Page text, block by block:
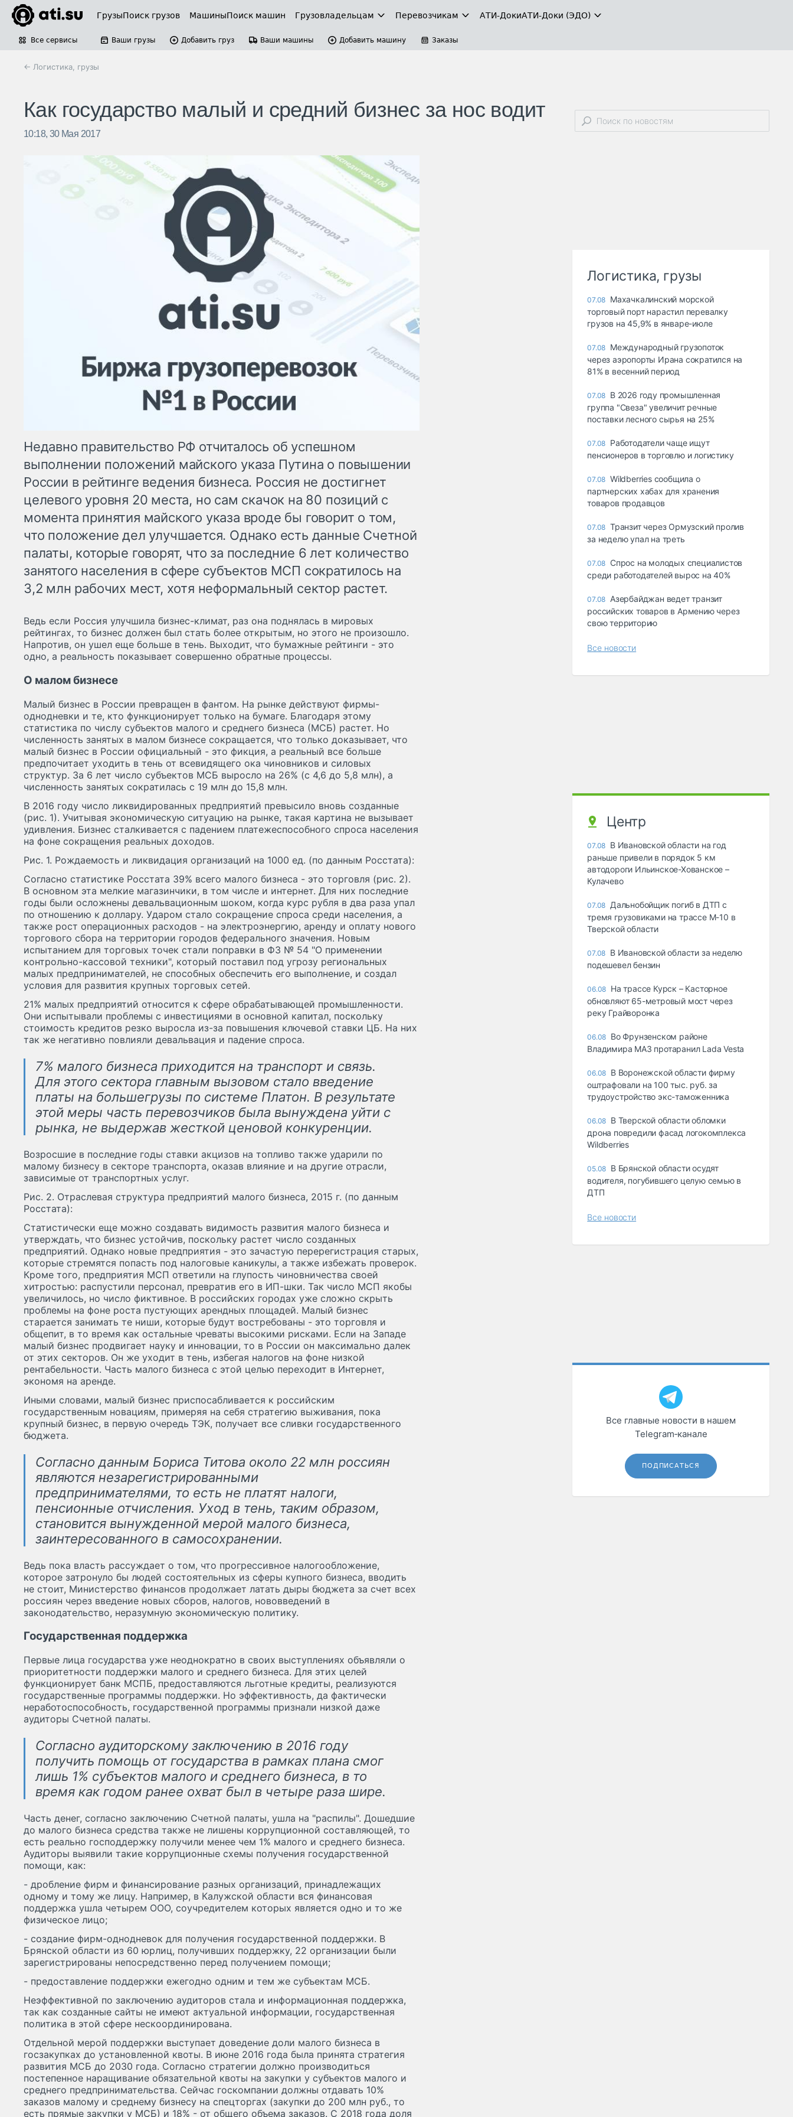
ГрузыПоиск грузов МашиныПоиск машин Грузовладельцам Перевозчикам АТИ-ДокиАТИ-Доки (ЭДО)
Все сервисы Ваши грузы Добавить груз Ваши машины Добавить машину Заказы
← Логистика, грузы
Как государство малый и средний бизнес за нос водит
10:18, 30 Мая 2017
Недавно правительство РФ отчиталось об успешном
выполнении положений майского указа Путина о повышении
России в рейтинге ведения бизнеса. Россия не достигнет
целевого уровня 20 места, но сам скачок на 80 позиций с
момента принятия майского указа вроде бы говорит о том,
что положение дел улучшается. Однако есть данные Счетной
палаты, которые говорят, что за последние 6 лет количество
занятого населения в сфере субъектов МСП сократилось на
3,2 млн рабочих мест, хотя неформальный сектор растет.
Ведь если Россия улучшила бизнес-климат, раз она поднялась в мировых
рейтингах, то бизнес должен был стать более открытым, но этого не произошло.
Напротив, он ушел еще больше в тень. Выходит, что бумажные рейтинги - это
одно, а реальность показывает совершенно обратные процессы.
О малом бизнесе
Малый бизнес в России превращен в фантом. На рынке действуют фирмы-
однодневки и те, кто функционирует только на бумаге. Благодаря этому
статистика по числу субъектов малого и среднего бизнеса (МСБ) растет. Но
численность занятых в малом бизнесе сокращается, что только доказывает, что
малый бизнес в России официальный - это фикция, а реальный все больше
предпочитает уходить в тень от всевидящего ока чиновников и силовых
структур. За 6 лет число субъектов МСБ выросло на 26% (с 4,6 до 5,8 млн), а
численность занятых сократилась с 19 млн до 15,8 млн.
В 2016 году число ликвидированных предприятий превысило вновь созданные
(рис. 1). Учитывая экономическую ситуацию на рынке, такая картина не вызывает
удивления. Бизнес сталкивается с падением платежеспособного спроса населения
на фоне сокращения реальных доходов.
Рис. 1. Рождаемость и ликвидация организаций на 1000 ед. (по данным Росстата):
Согласно статистике Росстата 39% всего малого бизнеса - это торговля (рис. 2).
В основном эта мелкие магазинчики, в том числе и интернет. Для них последние
годы были осложнены девальвационным шоком, когда курс рубля в два раза упал
по отношению к доллару. Ударом стало сокращение спроса среди населения, а
также рост операционных расходов - на электроэнергию, аренду и оплату нового
торгового сбора на территории городов федерального значения. Новым
испытанием для торговых точек стали поправки в ФЗ № 54 "О применении
контрольно-кассовой техники", который поставил под угрозу региональных
малых предпринимателей, не способных обеспечить его выполнение, и создал
условия для развития крупных торговых сетей.
21% малых предприятий относится к сфере обрабатывающей промышленности.
Они испытывали проблемы с инвестициями в основной капитал, поскольку
стоимость кредитов резко выросла из-за повышения ключевой ставки ЦБ. На них
так же негативно повлияли девальвация и падение спроса.
7% малого бизнеса приходится на транспорт и связь.
Для этого сектора главным вызовом стало введение
платы на большегрузы по системе Платон. В результате
этой меры часть перевозчиков была вынуждена уйти с
рынка, не выдержав жесткой ценовой конкуренции.
Возросшие в последние годы ставки акцизов на топливо также ударили по
малому бизнесу в секторе транспорта, оказав влияние и на другие отрасли,
зависимые от транспортных услуг.
Рис. 2. Отраслевая структура предприятий малого бизнеса, 2015 г. (по данным
Росстата):
Статистически еще можно создавать видимость развития малого бизнеса и
утверждать, что бизнес устойчив, поскольку растет число созданных
предприятий. Однако новые предприятия - это зачастую перерегистрация старых,
которые стремятся попасть под налоговые каникулы, а также избежать проверок.
Кроме того, предприятия МСП ответили на глупость чиновничества своей
хитростью: распустили персонал, превратив его в ИП-шки. Так число МСП якобы
увеличилось, но число фиктивное. В российских городах уже сложно скрыть
проблемы на фоне роста пустующих арендных площадей. Малый бизнес
старается занимать те ниши, которые будут востребованы - это торговля и
общепит, в то время как остальные чреваты высокими рисками. Если на Западе
малый бизнес продвигает науку и инновации, то в России он максимально далек
от этих секторов. Он же уходит в тень, избегая налогов на фоне низкой
рентабельности. Часть малого бизнеса с этой целью переходит в Интернет,
экономя на аренде.
Иными словами, малый бизнес приспосабливается к российским
государственным новациям, примеряя на себя стратегию выживания, пока
крупный бизнес, в первую очередь ТЭК, получает все сливки государственного
бюджета.
Согласно данным Бориса Титова около 22 млн россиян
являются незарегистрированными
предпринимателями, то есть не платят налоги,
пенсионные отчисления. Уход в тень, таким образом,
становится вынужденной мерой малого бизнеса,
заинтересованного в самосохранении.
Ведь пока власть рассуждает о том, что прогрессивное налогообложение,
которое затронуло бы людей состоятельных из сферы купного бизнеса, вводить
не стоит, Министерство финансов продолжает латать дыры бюджета за счет всех
россиян через введение новых сборов, налогов, нововведений в
законодательство, неразумную экономическую политику.
Государственная поддержка
Первые лица государства уже неоднократно в своих выступлениях объявляли о
приоритетности поддержки малого и среднего бизнеса. Для этих целей
функционирует банк МСПБ, предоставляются льготные кредиты, реализуются
государственные программы поддержки. Но эффективность, да фактически
неработоспособность, государственной программы признали низкой даже
аудиторы Счетной палаты.
Согласно аудиторскому заключению в 2016 году
получить помощь от государства в рамках плана смог
лишь 1% субъектов малого и среднего бизнеса, в то
время как годом ранее охват был в четыре раза шире.
Часть денег, согласно заключению Счетной палаты, ушла на "распилы". Дошедшие
до малого бизнеса средства также не лишены коррупционной составляющей, то
есть реально господдержку получили менее чем 1% малого и среднего бизнеса.
Аудиторы выявили такие коррупционные схемы получения государственной
помощи, как:
- дробление фирм и финансирование разных организаций, принадлежащих
одному и тому же лицу. Например, в Калужской области вся финансовая
поддержка ушла четырем ООО, соучредителем которых является одно и то же
физическое лицо;
- создание фирм-однодневок для получения государственной поддержки. В
Брянской области из 60 юрлиц, получивших поддержку, 22 организации были
зарегистрированы непосредственно перед получением помощи;
- предоставление поддержки ежегодно одним и тем же субъектам МСБ.
Неэффективной по заключению аудиторов стала и информационная поддержка,
так как созданные сайты не имеют актуальной информации, государственная
политика в этой сфере нескоординирована.
Отдельной мерой поддержки выступает доведение доли малого бизнеса в
госзакупках до установленной квоты. В июне 2016 года была принята стратегия
развития МСБ до 2030 года. Согласно стратегии должно производиться
постепенное наращивание обязательной квоты на закупки у субъектов малого и
среднего предпринимательства. Сейчас госкомпании должны отдавать 10%
заказов малому и среднему бизнесу на спецторгах (закупки до 200 млн руб., то
есть прямые закупки у МСБ) и 18% - от общего объема заказов. С 2018 года доля
Логистика, грузы
07.08 Махачкалинский морской
торговый порт нарастил перевалку
грузов на 45,9% в январе-июле
07.08 Международный грузопоток
через аэропорты Ирана сократился на
81% в весенний период
07.08 В 2026 году промышленная
группа "Свеза" увеличит речные
поставки лесного сырья на 25%
07.08 Работодатели чаще ищут
пенсионеров в торговлю и логистику
07.08 Wildberries сообщила о
партнерских хабах для хранения
товаров продавцов
07.08 Транзит через Ормузский пролив
за неделю упал на треть
07.08 Спрос на молодых специалистов
среди работодателей вырос на 40%
07.08 Азербайджан ведет транзит
российских товаров в Армению через
свою территорию
Все новости
Центр
07.08 В Ивановской области на год
раньше привели в порядок 5 км
автодороги Ильинское-Хованское –
Кулачево
07.08 Дальнобойщик погиб в ДТП с
тремя грузовиками на трассе М-10 в
Тверской области
07.08 В Ивановской области за неделю
подешевел бензин
06.08 На трассе Курск – Касторное
обновляют 65-метровый мост через
реку Грайворонка
06.08 Во Фрунзенском районе
Владимира МАЗ протаранил Lada Vesta
06.08 В Воронежской области фирму
оштрафовали на 100 тыс. руб. за
трудоустройство экс-таможенника
06.08 В Тверской области обломки
дрона повредили фасад логокомплекса
Wildberries
05.08 В Брянской области осудят
водителя, погубившего целую семью в
ДТП
Все новости
Все главные новости в нашем
Telegram‑канале
ПОДПИСАТЬСЯ